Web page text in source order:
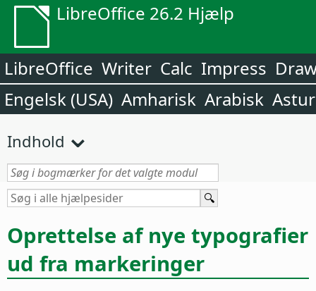
LibreOffice 26.2 Hjælp
LibreOffice Writer Calc Impress
Engelsk (USA) Amharisk Arabisk
Indhold
Oprettelse af nye typografier
ud fra markeringer